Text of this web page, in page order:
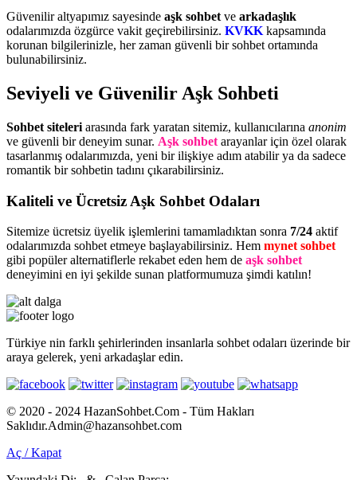
Güvenilir altyapımız sayesinde aşk sohbet ve arkadaşlık
odalarımızda özgürce vakit geçirebilirsiniz. KVKK kapsamında
korunan bilgilerinizle, her zaman güvenli bir sohbet ortamında
bulunabilirsiniz.
Seviyeli ve Güvenilir Aşk Sohbeti
Sohbet siteleri arasında fark yaratan sitemiz, kullanıcılarına anonim
ve güvenli bir deneyim sunar. Aşk sohbet arayanlar için özel olarak
tasarlanmış odalarımızda, yeni bir ilişkiye adım atabilir ya da sadece
romantik bir sohbetin tadını çıkarabilirsiniz.
Kaliteli ve Ücretsiz Aşk Sohbet Odaları
Sitemize ücretsiz üyelik işlemlerini tamamladıktan sonra 7/24 aktif
odalarımızda sohbet etmeye başlayabilirsiniz. Hem mynet sohbet
gibi popüler alternatiflerle rekabet eden hem de aşk sohbet
deneyimini en iyi şekilde sunan platformumuza şimdi katılın!
Türkiye nin farklı şehirlerinden insanlarla sohbet odaları üzerinde bir
araya gelerek, yeni arkadaşlar edin.
© 2020 - 2024 HazanSohbet.Com - Tüm Hakları
Saklıdır.Admin@hazansohbet.com
Aç / Kapat